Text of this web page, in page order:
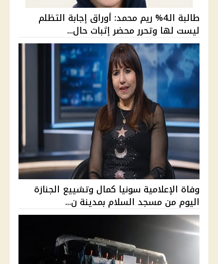
طالبة الـ4% ريم محمد: أوراق إجابة التظلم
ليست لها وتحرر محضر إثبات حال...
وفاة الإعلامية سونيا كمال وتشييع الجنازة
اليوم من مسجد السلام بمدينة ن...